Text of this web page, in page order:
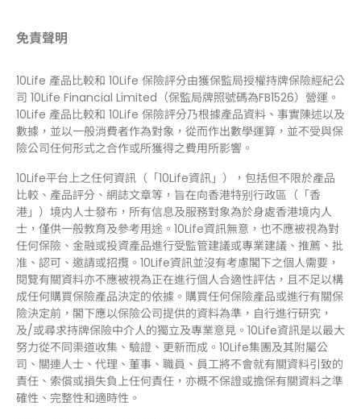
免責聲明
10Life 產品比較和 10Life 保險評分由獲保監局授權持牌保險經紀公
司 10Life Financial Limited（保監局牌照號碼為FB1526）營運。
10Life 產品比較和 10Life 保險評分乃根據產品資料、事實陳述以及
數據，並以一般消費者作為對象，從而作出數學運算，並不受與保
險公司任何形式之合作或所獲得之費用所影響。
10Life平台上之任何資訊（「10Life資訊」），包括但不限於產品
比較、產品評分、網誌文章等，旨在向香港特别行政區（「香
港」）境内人士發布，所有信息及服務對象為於身處香港境内人
士，僅供一般教育及參考用途。10Life資訊無意，也不應被視為對
任何保險、金融或投資產品進行受監管建議或專業建議、推薦、批
准、認可、邀請或招攬。10Life資訊並沒有考慮閣下之個人需要，
閱覽有關資料亦不應被視為正在進行個人合適性評估，且不足以構
成任何購買保險產品決定的依據。購買任何保險產品或進行有關保
險決定前，閣下應以保險公司提供的資料為準，自行進行研究，
及/或尋求持牌保險中介人的獨立及專業意見。10Life資訊是以最大
努力從不同渠道收集、驗證、更新而成。10Life集團及其附屬公
司、關連人士、代理、董事、職員、員工將不會就有關資料引致的
責任、索償或損失負上任何責任，亦概不保證或擔保有關資料之準
確性、完整性和適時性。